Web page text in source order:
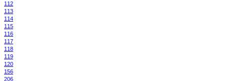
112
113
114
115
116
117
118
119
120
156
206